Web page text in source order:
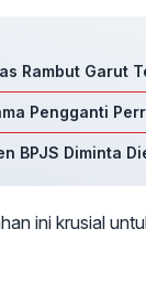
Rambut Garut
Pengganti
BPJS Diminta
ini krusial